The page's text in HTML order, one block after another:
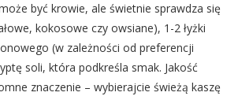
być krowie, ale świetnie sprawdza się
kokosowe czy owsiane), 1-2 łyżki
(w zależności od preferencji
soli, która podkreśla smak. Jakość
znaczenie – wybierajcie świeżą kaszę